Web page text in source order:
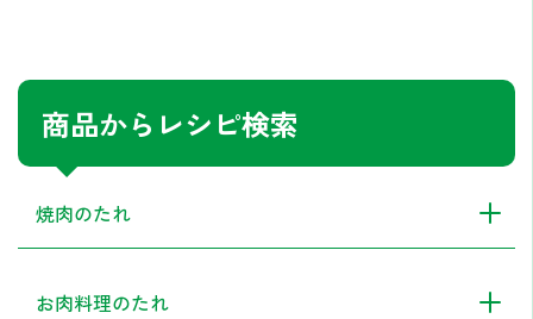
商品からレシピ検索
焼肉のたれ
お肉料理のたれ